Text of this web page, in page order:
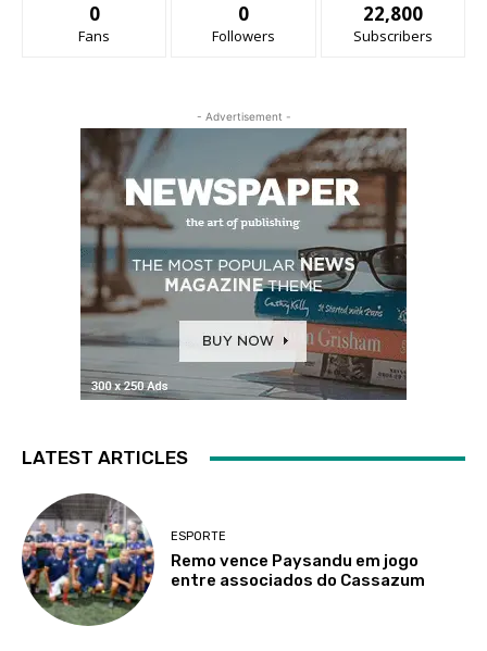
0
Fans
0
Followers
22,800
Subscribers
- Advertisement -
LATEST ARTICLES
ESPORTE
Remo vence Paysandu em jogo
entre associados do Cassazum